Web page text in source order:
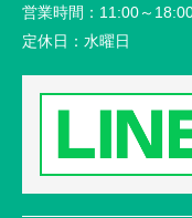
営業時間： 11:00～
定休日： 水曜日